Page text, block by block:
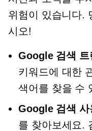
위험이 있습니다.
시오!
Google 검색 트
키워드에 대한
색어를 찾을 수
Google 검색 사
를 찾아보세요.